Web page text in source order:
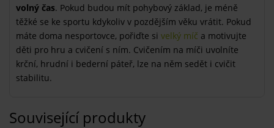
volný čas. Pokud budou mít pohybový základ, je méně
těžké se ke sportu kdykoliv v pozdějším věku vrátit. Pokud
máte doma nesportovce, pořiďte si velký míč a motivujte
děti pro hru a cvičení s ním. Cvičením na míči uvolníte
krční, hrudní i bederní páteř, lze na něm sedět i cvičit
stabilitu.
Související produkty